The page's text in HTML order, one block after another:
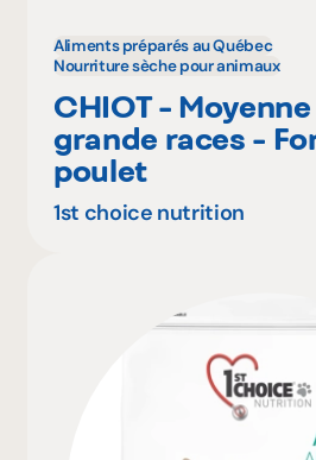
Aliments préparés au Québec
Nourriture sèche pour animaux
CHIOT -
grande races -
poulet
1st choice nutrition